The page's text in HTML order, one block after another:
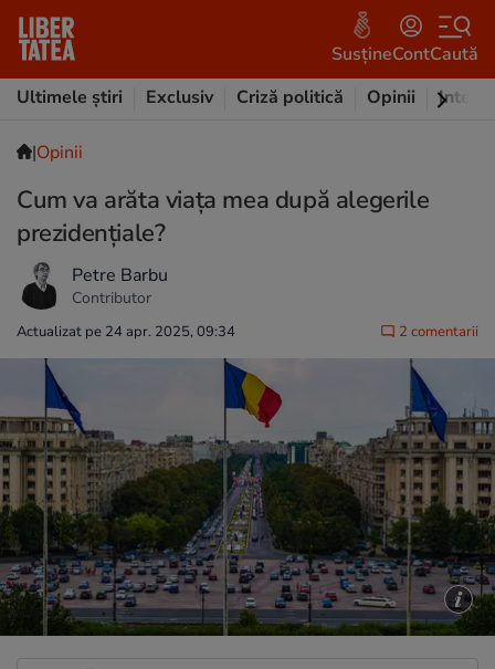
SusțineContCaută
Ultimele știri
Exclusiv Criză politică Opinii
|Opinii
Cum va arăta viața mea după alegerile
prezidențiale?
Petre Barbu
Contributor
Actualizat pe 24 apr. 2025, 09:34 2 comentarii